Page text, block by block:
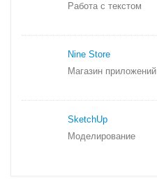
Работа с текстом
Nine Store
Магазин приложений
SketchUp
Моделирование